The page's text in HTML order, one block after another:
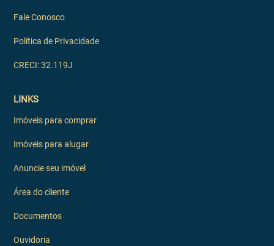
Fale Conosco
Política de Privacidade
CRECI: 32.119J
LINKS
Imóveis para comprar
Imóveis para alugar
Anuncie seu imóvel
Área do cliente
Documentos
Ouvidoria